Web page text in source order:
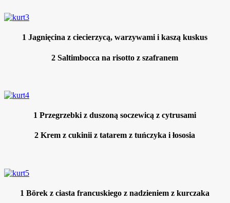
1 Jagnięcina z ciecierzycą, warzywami i kaszą kuskus
2 Saltimbocca na risotto z szafranem
1 Przegrzebki z duszoną soczewicą z cytrusami
2 Krem z cukinii z tatarem z tuńczyka i łososia
1 Börek z ciasta francuskiego z nadzieniem z kurczaka